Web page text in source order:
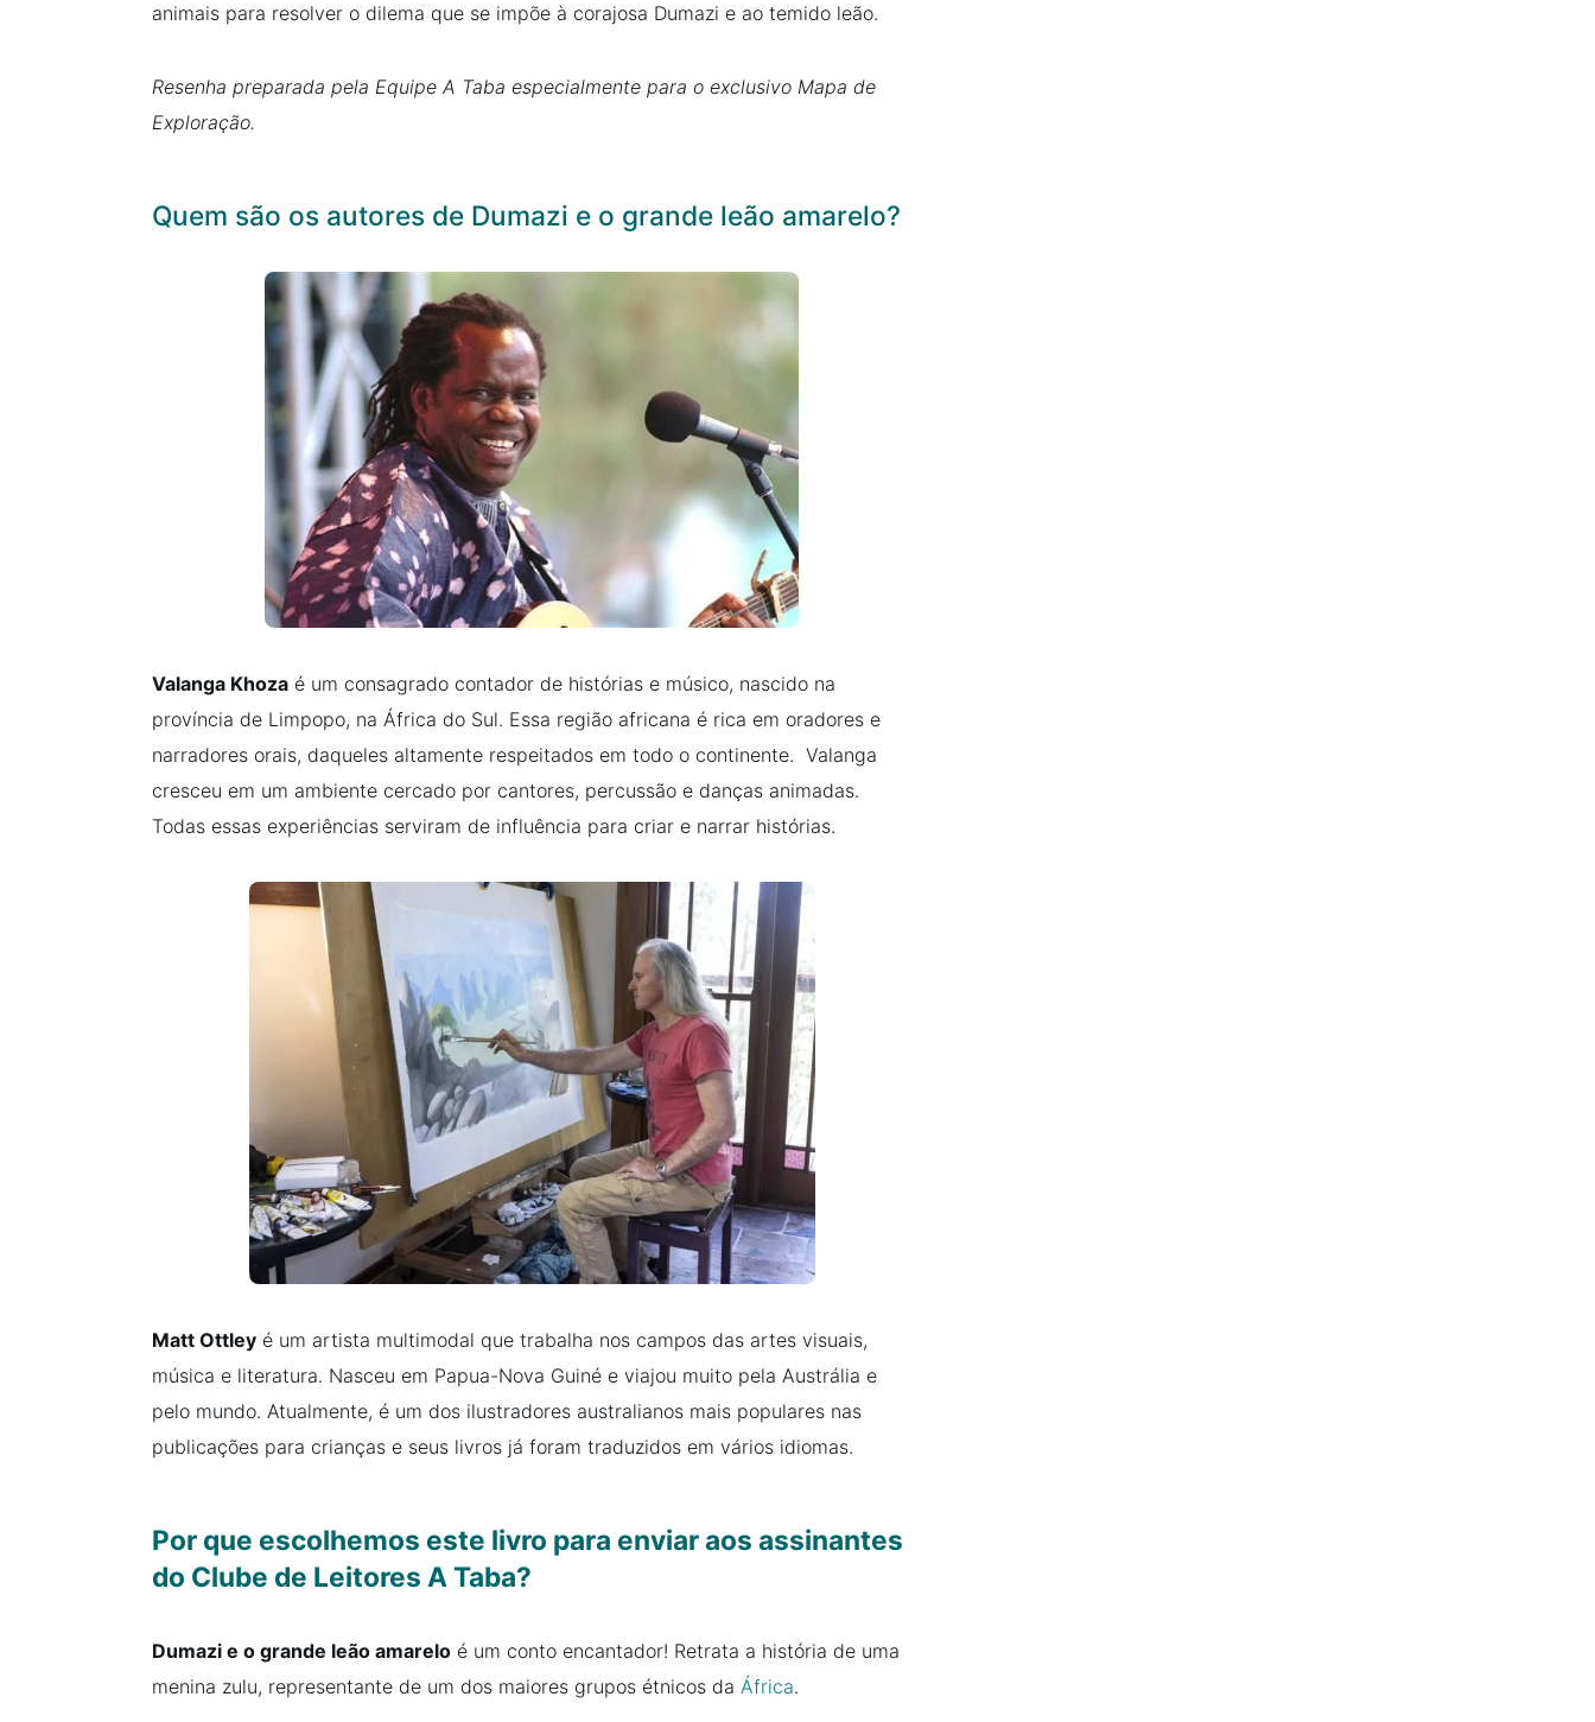
animais para resolver o dilema que se impõe à corajosa Dumazi e ao temido leão.
Resenha preparada pela Equipe A Taba especialmente para o exclusivo Mapa de
Exploração.
Quem são os autores de Dumazi e o grande leão amarelo?
Valanga Khoza é um consagrado contador de histórias e músico, nascido na
província de Limpopo, na África do Sul. Essa região africana é rica em oradores e
narradores orais, daqueles altamente respeitados em todo o continente. Valanga
cresceu em um ambiente cercado por cantores, percussão e danças animadas.
Todas essas experiências serviram de influência para criar e narrar histórias.
Matt Ottley é um artista multimodal que trabalha nos campos das artes visuais,
música e literatura. Nasceu em Papua-Nova Guiné e viajou muito pela Austrália e
pelo mundo. Atualmente, é um dos ilustradores australianos mais populares nas
publicações para crianças e seus livros já foram traduzidos em vários idiomas.
Por que escolhemos este livro para enviar aos assinantes
do Clube de Leitores A Taba?
Dumazi e o grande leão amarelo é um conto encantador! Retrata a história de uma
menina zulu, representante de um dos maiores grupos étnicos da África.